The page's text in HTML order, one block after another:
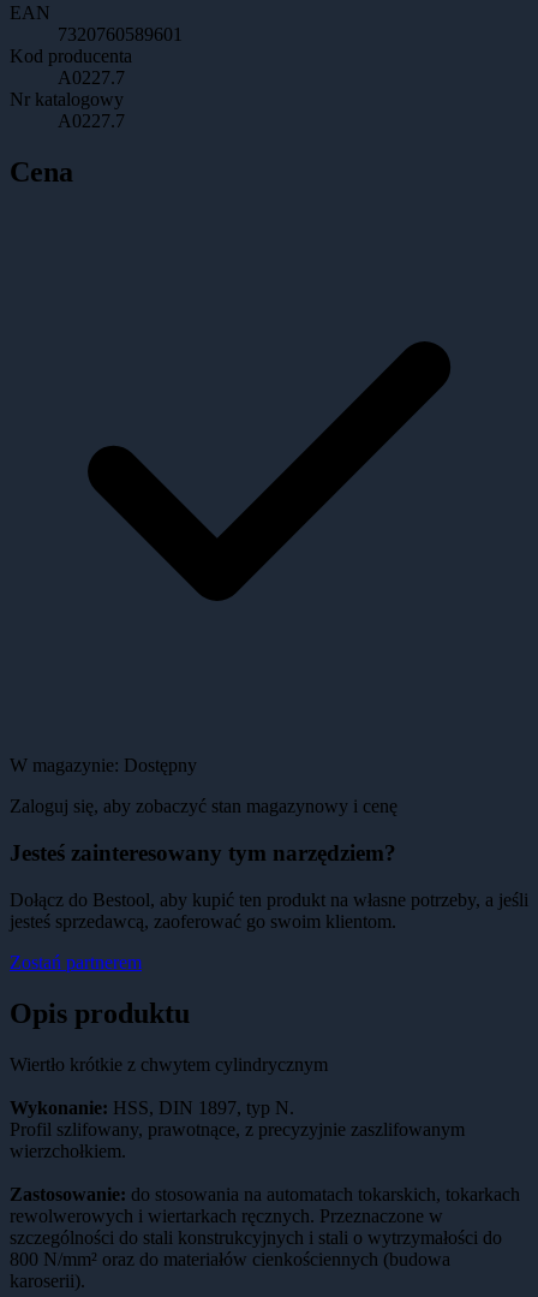
EAN
7320760589601
Kod producenta
A0227.7
Nr katalogowy
A0227.7
Cena
W magazynie: Dostępny
Zaloguj się, aby zobaczyć stan magazynowy i cenę
Jesteś zainteresowany tym narzędziem?
Dołącz do Bestool, aby kupić ten produkt na własne potrzeby, a jeśli
jesteś sprzedawcą, zaoferować go swoim klientom.
Zostań partnerem
Opis produktu
Wiertło krótkie z chwytem cylindrycznym
Wykonanie: HSS, DIN 1897, typ N.
Profil szlifowany, prawotnące, z precyzyjnie zaszlifowanym
wierzchołkiem.
Zastosowanie: do stosowania na automatach tokarskich, tokarkach
rewolwerowych i wiertarkach ręcznych. Przeznaczone w
szczególności do stali konstrukcyjnych i stali o wytrzymałości do
800 N/mm² oraz do materiałów cienkościennych (budowa
karoserii).